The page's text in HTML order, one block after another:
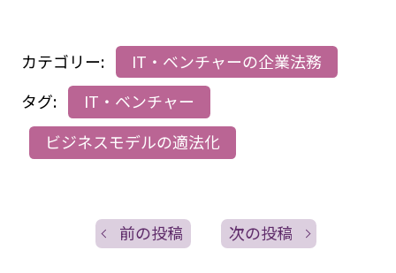
カテゴリー:
IT・ベンチャーの企業法務
タグ:
IT・ベンチャー
ビジネスモデルの適法化
前の投稿 次の投稿